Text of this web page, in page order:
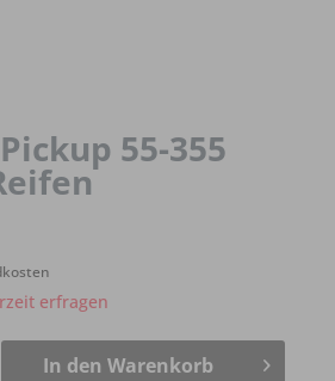
55-355
erfragen
In den Warenkorb